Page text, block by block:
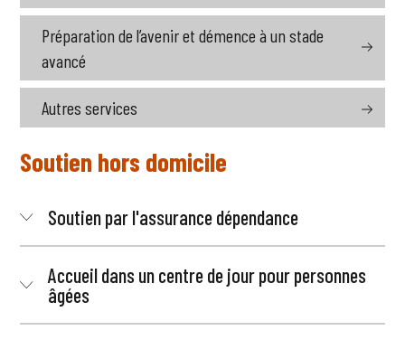
Préparation de l’avenir et démence à un stade
avancé
Autres services
Soutien hors domicile
Soutien par l'assurance dépendance
Accueil dans un centre de jour pour personnes
âgées